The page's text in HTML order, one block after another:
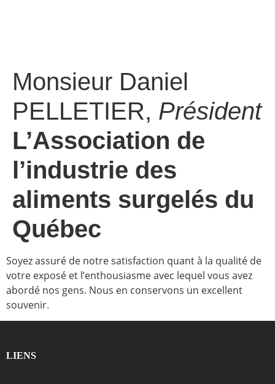
Monsieur Daniel
PELLETIER, Président
L’Association de
l’industrie des
aliments surgelés du
Québec
Soyez assuré de notre satisfaction quant à la qualité de
votre exposé et l’enthousiasme avec lequel vous avez
abordé nos gens. Nous en conservons un excellent
souvenir.
LIENS